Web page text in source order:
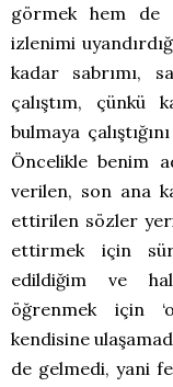
görmek hem de
izlenimi
kadar sabrımı,
çalıştım, çünkü
bulmaya
Öncelikle benim
verilen, son ana
ettirilen sözler
ettirmek için
edildiğim ve
öğrenmek için
kendisine
de gelmedi, yani